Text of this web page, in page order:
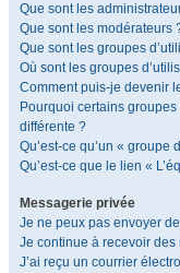
Que sont les
Que sont les modérateurs
Que sont les groupes
Où sont les groupes
Comment puis-je devenir
Pourquoi certains
différente ?
Qu’est-ce qu’un « groupe
Qu’est-ce que le lien «
Messagerie privée
Je ne peux pas envoyer
Je continue à recevoir
J’ai reçu un courrier